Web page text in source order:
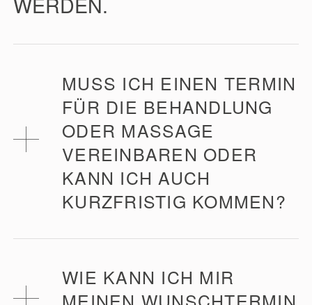
MUSS ICH EINEN TERMIN
FÜR DIE BEHANDLUNG
ODER MASSAGE
VEREINBAREN ODER
KANN ICH AUCH
KURZFRISTIG KOMMEN?
WIE KANN ICH MIR